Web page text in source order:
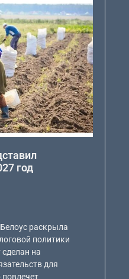
год
раскрыла
политики
на
для